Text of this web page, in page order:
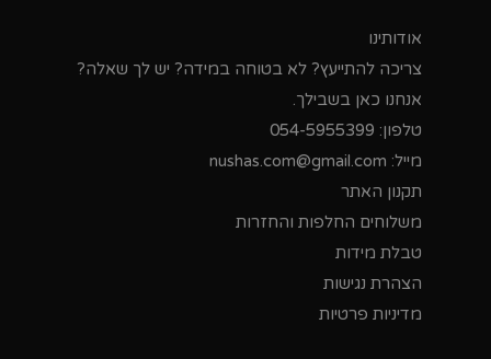
אודותינו
צריכה להתייעץ? לא בטוחה במידה? יש לך שאלה?
אנחנו כאן בשבילך.
טלפון: 054-5955399
מייל: nushas.com@gmail.com
תקנון האתר
משלוחים החלפות והחזרות
טבלת מידות
הצהרת נגישות
מדיניות פרטיות